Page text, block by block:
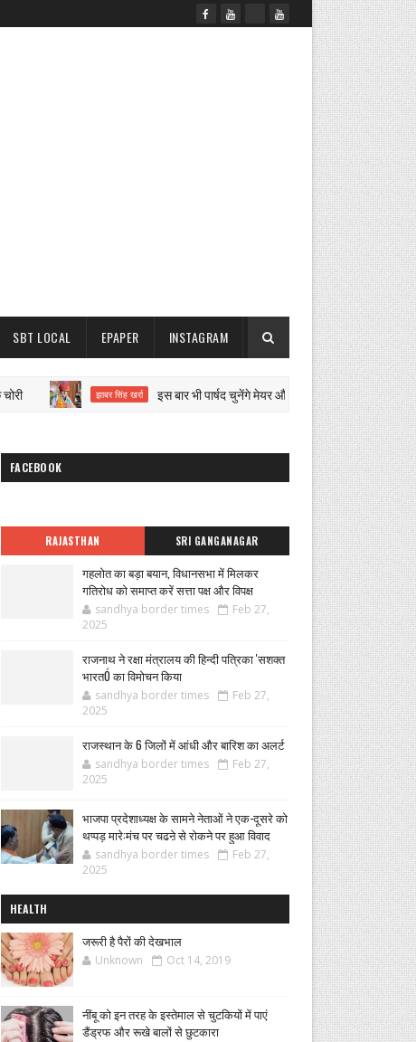
SBT LOCAL EPAPER INSTAGRAM
झाबर सिंह खर्रा इस बार भी पार्षद चुनेंगे मेयर और चेयरमैन
FACEBOOK
RAJASTHAN SRI GANGANAGAR
गहलोत का बड़ा बयान, विधानसभा में मिलकर
गतिरोध को समाप्त करें सत्ता पक्ष और विपक्ष
sandhya border times
Feb 27,
2025
राजनाथ ने रक्षा मंत्रालय की हिन्दी पत्रिका 'सशक्त
भारतÓ का विमोचन किया
sandhya border times
Feb 27,
2025
राजस्थान के 6 जिलों में आंधी और बारिश का अलर्ट
sandhya border times
Feb 27,
2025
भाजपा प्रदेशाध्यक्ष के सामने नेताओं ने एक-दूसरे को
थप्पड़ मारे:मंच पर चढऩे से रोकने पर हुआ विवाद
sandhya border times
Feb 27,
2025
HEALTH
जरूरी है पैरों की देखभाल
Unknown Oct 14, 2019
नींबू को इन तरह के इस्तेमाल से चुटकियों में पाएं
डैंड्रफ और रूखे बालों से छुटकारा